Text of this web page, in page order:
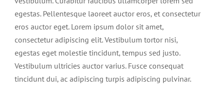
egestas. Pellentesque laoreet auctor eros, et consectetur
eros auctor eget. Lorem ipsum dolor sit amet,
consectetur adipiscing elit. Vestibulum tortor nisi,
egestas eget molestie tincidunt, tempus sed justo.
Vestibulum ultricies auctor varius. Fusce consequat
tincidunt dui, ac adipiscing turpis adipiscing pulvinar.